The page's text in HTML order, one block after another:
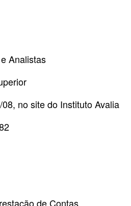
Analistas
no site do Instituto Avalia
de Contas